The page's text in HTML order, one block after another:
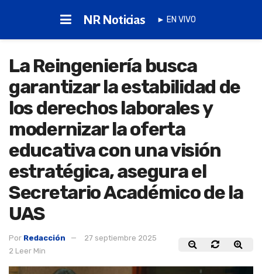
NR Noticias ► EN VIVO
La Reingeniería busca
garantizar la estabilidad de
los derechos laborales y
modernizar la oferta
educativa con una visión
estratégica, asegura el
Secretario Académico de la
UAS
Por Redacción
27 septiembre 2025
2 Leer Min